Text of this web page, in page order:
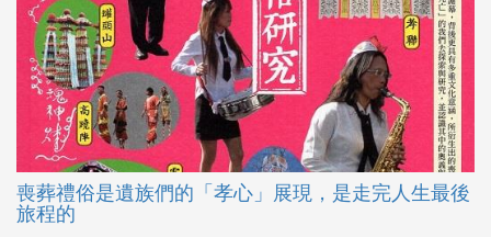
喪葬禮俗是遺族們的「孝心」展現，是走完人生最後
旅程的